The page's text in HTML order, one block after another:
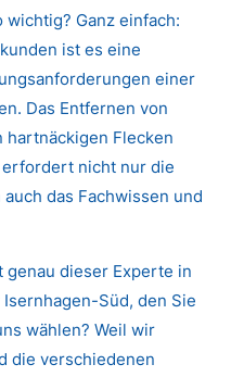
Ganz einfach:
ist es eine
einer
Das Entfernen von
hartnäckigen Flecken
erfordert nicht nur die
das Fachwissen und
genau dieser Experte in
Süd, den Sie
wählen? Weil wir
die verschiedenen